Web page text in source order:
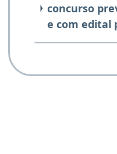
concurso
e com edital